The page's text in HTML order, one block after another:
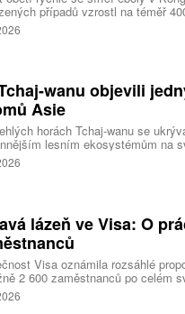
případů vzrostl na téměř
Reuters s odkazem na konžské
wanu objevili
Asie
horách Tchaj-wanu se
lesním ekosystémům na
pátrání podařilo objevit jedli
která je dnes považována za
lázeň ve Visa: O
Visa oznámila rozsáhlé
2 600 zaměstnanců po celém
320 pracovních míst v
významné technologické